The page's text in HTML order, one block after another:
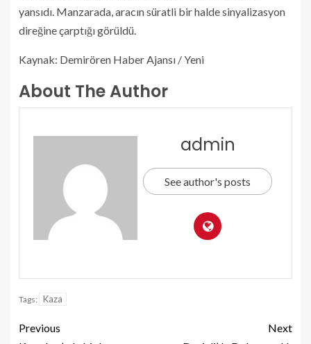
yansıdı. Manzarada, aracın süratli bir halde sinyalizasyon
direğine çarptığı görüldü.
Kaynak: Demirören Haber Ajansı / Yeni
About The Author
admin
See author's posts
Tags: Kaza
Previous
Next